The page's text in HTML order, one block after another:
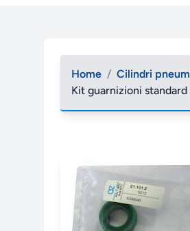
Home / Cilindri
Kit guarnizioni